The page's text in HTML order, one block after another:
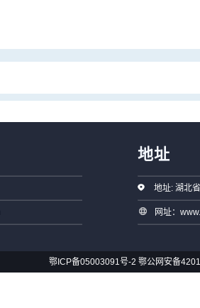
地址
地址: 湖北
网址：
鄂ICP备05003091号-2 鄂公网安备